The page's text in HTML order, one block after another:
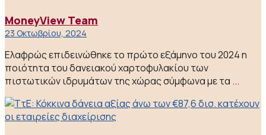
MoneyView Team
23 Οκτωβρίου, 2024
Ελαφρώς επιδεινώθηκε το πρώτο εξάμηνο του 2024 η
ποιότητα του δανειακού χαρτοφυλακίου των
πιστωτικών ιδρυμάτων της χώρας σύμφωνα με τα ...